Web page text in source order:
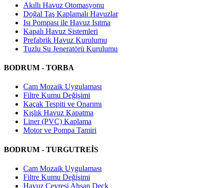
Akıllı Havuz Otomasyonu
Doğal Taş Kaplamalı Havuzlar
Isı Pompası ile Havuz Isıtma
Kapalı Havuz Sistemleri
Prefabrik Havuz Kurulumu
Tuzlu Su Jeneratörü Kurulumu
BODRUM - TORBA
Cam Mozaik Uygulaması
Filtre Kumu Değişimi
Kaçak Tespiti ve Onarımı
Kışlık Havuz Kapatma
Liner (PVC) Kaplama
Motor ve Pompa Tamiri
BODRUM - TURGUTREİS
Cam Mozaik Uygulaması
Filtre Kumu Değişimi
Havuz Çevresi Ahşap Deck